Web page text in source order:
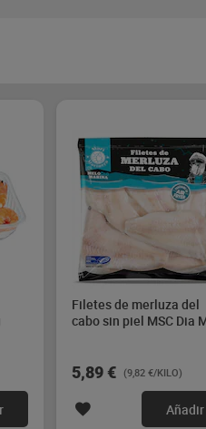
Filetes de merluza del
cabo sin piel MSC Dia
5,89 € (9,82 €/KILO)
Añadir